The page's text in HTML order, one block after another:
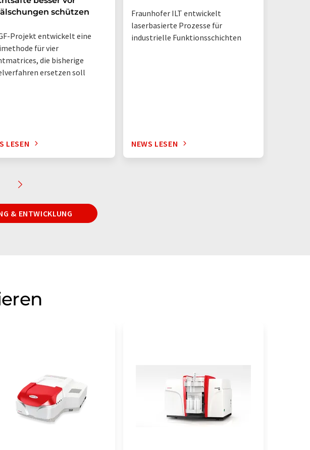
schützen
Projekt entwickelt eine
für vier
die bisherige
ersetzen soll
LESEN
Fraunhofer ILT entwickelt
laserbasierte Prozesse für
industrielle Funktionsschichten
NEWS LESEN
& ENTWICKLUNG